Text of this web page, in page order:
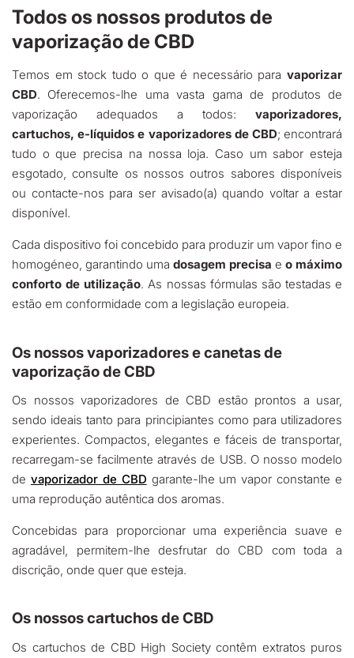
Todos os nossos produtos de
vaporização de CBD
Temos em stock tudo o que é necessário para vaporizar
CBD. Oferecemos-lhe uma vasta gama de produtos de
vaporização adequados a todos: vaporizadores,
cartuchos, e-líquidos e vaporizadores de CBD; encontrará
tudo o que precisa na nossa loja. Caso um sabor esteja
esgotado, consulte os nossos outros sabores disponíveis
ou contacte-nos para ser avisado(a) quando voltar a estar
disponível.
Cada dispositivo foi concebido para produzir um vapor fino e
homogéneo, garantindo uma dosagem precisa e o máximo
conforto de utilização. As nossas fórmulas são testadas e
estão em conformidade com a legislação europeia.
Os nossos vaporizadores e canetas de
vaporização de CBD
Os nossos vaporizadores de CBD estão prontos a usar,
sendo ideais tanto para principiantes como para utilizadores
experientes. Compactos, elegantes e fáceis de transportar,
recarregam-se facilmente através de USB. O nosso modelo
de vaporizador de CBD garante-lhe um vapor constante e
uma reprodução autêntica dos aromas.
Concebidas para proporcionar uma experiência suave e
agradável, permitem-lhe desfrutar do CBD com toda a
discrição, onde quer que esteja.
Os nossos cartuchos de CBD
Os cartuchos de CBD High Society contêm extratos puros